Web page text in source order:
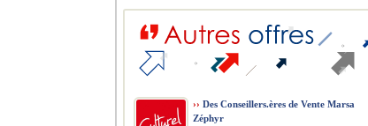
›› Des Conseillers.ères de Vente Marsa
Zéphyr